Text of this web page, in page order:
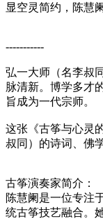
显空灵简约，陈慧
-----------
弘一大师（名李叔
脉清新。博学多才
旨成为一代宗师。
这张《古筝与心灵
叔同）的诗词、佛
古筝演奏家简介：
陈慧阑是一位专注
统古筝技艺融合。